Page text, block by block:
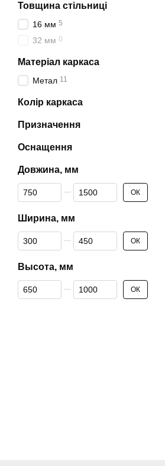
Товщина стільниці
16 мм 5
32 мм 0
Матеріал каркаса
Метал 11
Колір каркаса
Призначення
Оснащення
Довжина, мм
Від Довжина, мм
До Довжина, мм ОК
Ширина, мм
Від Ширина, мм
До Ширина, мм ОК
Высота, мм
Від Высота, мм
До Высота, мм ОК